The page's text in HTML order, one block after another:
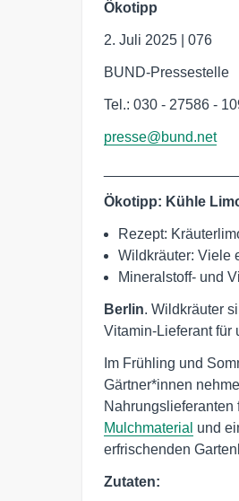
Ökotipp
2. Juli 2025 | 076
BUND-Pressestelle
Tel.: 030 - 27586 -
presse@bund.net
Ökotipp: Kühle
Rezept:
Wildkräuter: Viele
Mineralstoff- und
Berlin. Wildkräuter
Vitamin-Lieferant für
Im Frühling und
Gärtner*innen
Nahrungslieferanten
Mulchmaterial und
erfrischenden
Zutaten: